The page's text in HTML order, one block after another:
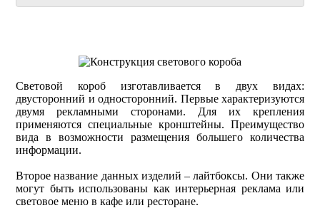
Световой короб изготавливается в двух видах:
двусторонний и односторонний. Первые характеризуются
двумя рекламными сторонами. Для их крепления
применяются специальные кронштейны. Преимущество
вида в возможности размещения большего количества
информации.
Второе название данных изделий – лайтбоксы. Они также
могут быть использованы как интерьерная реклама или
световое меню в кафе или ресторане.